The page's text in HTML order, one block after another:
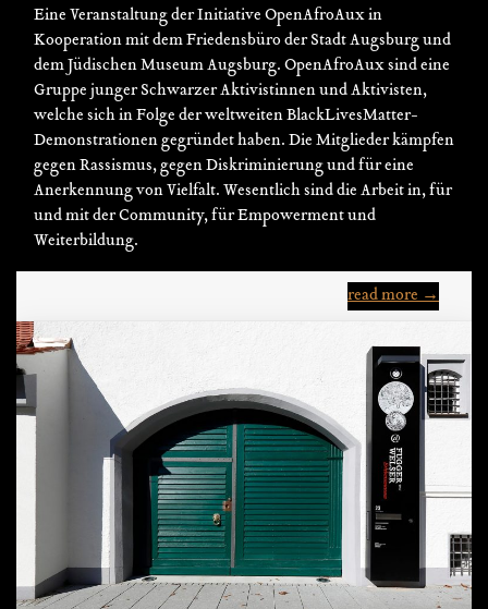
Eine Veranstaltung der Initiative OpenAfroAux in
Kooperation mit dem Friedensbüro der Stadt Augsburg und
dem Jüdischen Museum Augsburg. OpenAfroAux sind eine
Gruppe junger Schwarzer Aktivistinnen und Aktivisten,
welche sich in Folge der weltweiten BlackLivesMatter-
Demonstrationen gegründet haben. Die Mitglieder kämpfen
gegen Rassismus, gegen Diskriminierung und für eine
Anerkennung von Vielfalt. Wesentlich sind die Arbeit in, für
und mit der Community, für Empowerment und
Weiterbildung.
read more →